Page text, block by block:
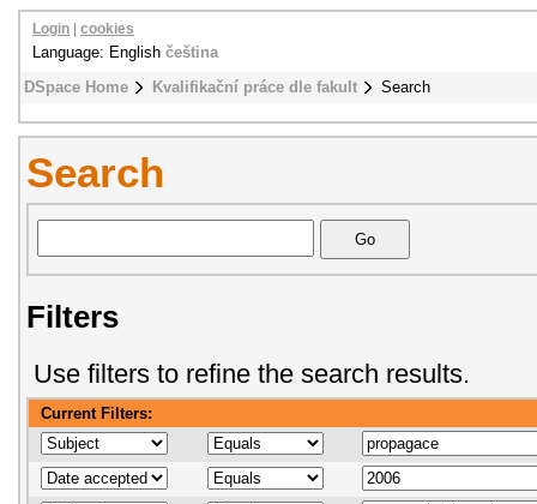
DSpace Home Kvalifikační práce dle fakult Search
Login cookies
Language: English čeština
Search
Filters
Use filters to refine the search results.
Current Filters: